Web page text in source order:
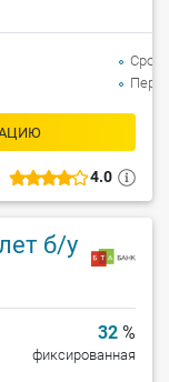
4.0
Срок
б/у
32 %
фиксированная